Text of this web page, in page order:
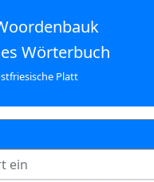
Wörterbuch
Platt